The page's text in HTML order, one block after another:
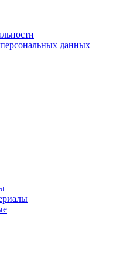
данных